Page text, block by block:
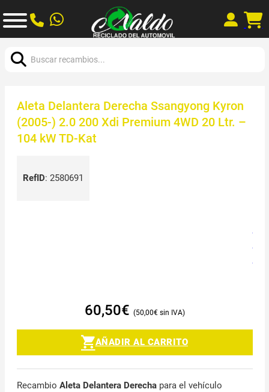
Aleta Delantera Derecha Ssangyong Kyron
(2005-) 2.0 200 Xdi Premium 4WD 20 Ltr. –
104 kW TD-Kat
RefID: 2580691
60,50€ 50,00€
AÑADIR AL CARRITO
Recambio Aleta Delantera Derechapara el vehículo